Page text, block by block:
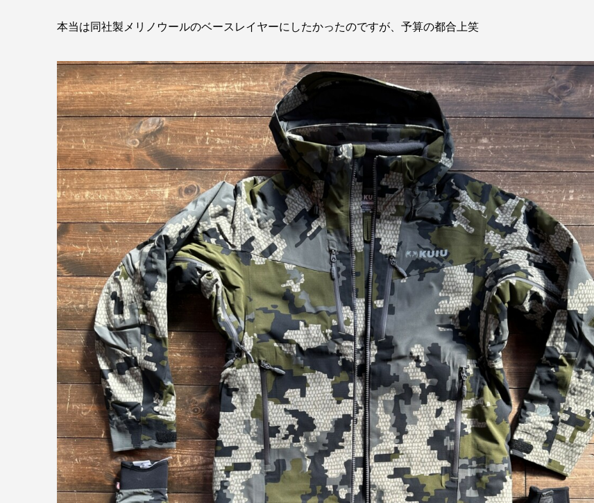
本当は同社製メリノウールのベースレイヤーにしたかったのですが、予算の都合上笑